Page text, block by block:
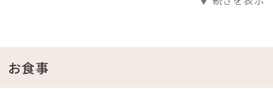
※ホテルスタッフよりご連絡をさせていただきます事を
【プラン内容】
お食事